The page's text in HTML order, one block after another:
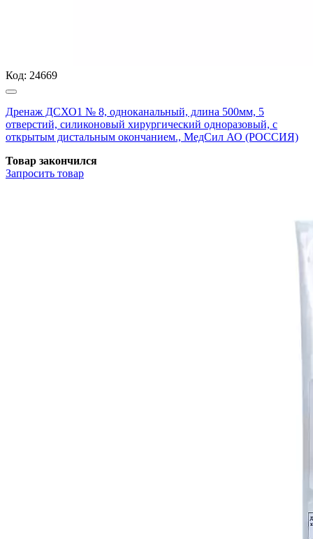
Код: 24669
Дренаж ДСХО1 № 8, одноканальный, длина 500мм, 5
отверстий, силиконовый хирургический одноразовый, с
открытым дистальным окончанием., МедСил АО (РОССИЯ)
Товар закончился
Запросить товар